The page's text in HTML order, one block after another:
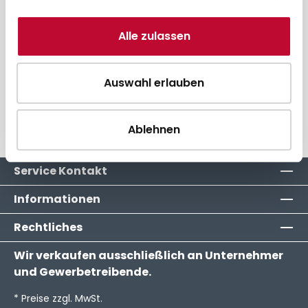
Alle zulassen
Auswahl erlauben
Ablehnen
35,80 € * pro Stück
Direkt zum Artikel
Service Kontakt
Informationen
Rechtliches
Wir verkaufen ausschließlich an Unternehmer
und Gewerbetreibende.
* Preise zzgl. MwSt.